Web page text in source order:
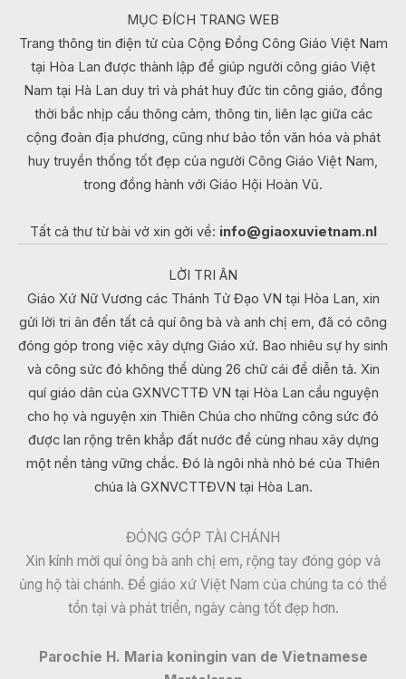
MỤC ĐÍCH TRANG WEB
Trang thông tin điện tử của Cộng Đồng Công Giáo Việt Nam
tại Hòa Lan được thành lập để giúp người công giáo Việt
Nam tại Hà Lan duy trì và phát huy đức tin công giáo, đồng
thời bắc nhịp cầu thông cảm, thông tin, liên lạc giữa các
cộng đoàn địa phương, cũng như bảo tồn văn hóa và phát
huy truyền thống tốt đẹp của người Công Giáo Việt Nam,
trong đồng hành với Giáo Hội Hoàn Vũ.
Tất cả thư từ bài vở xin gởi về: info@giaoxuvietnam.nl
LỜI TRI ÂN
Giáo Xứ Nữ Vương các Thánh Tử Đạo VN tại Hòa Lan, xin
gửi lời tri ân đến tất cả quí ông bà và anh chị em, đã có công
đóng góp trong việc xây dựng Giáo xứ. Bao nhiêu sự hy sinh
và công sức đó không thể dùng 26 chữ cái để diễn tả. Xin
quí giáo dân của GXNVCTTĐ VN tại Hòa Lan cầu nguyện
cho họ và nguyện xin Thiên Chúa cho những công sức đó
được lan rộng trên khắp đất nước để cùng nhau xây dựng
một nền tảng vững chắc. Đó là ngôi nhà nhỏ bé của Thiên
chúa là GXNVCTTĐVN tại Hòa Lan.
ĐÓNG GÓP TÀI CHÁNH
Xin kính mời quí ông bà anh chị em, rộng tay đóng góp và
ủng hộ tài chánh. Để giáo xứ Việt Nam của chúng ta có thể
tồn tại và phát triển, ngày càng tốt đẹp hơn.
Parochie H. Maria koningin van de Vietnamese